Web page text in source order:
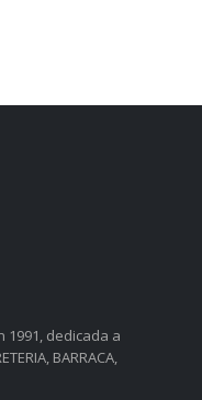
dedicada a
BARRACA,